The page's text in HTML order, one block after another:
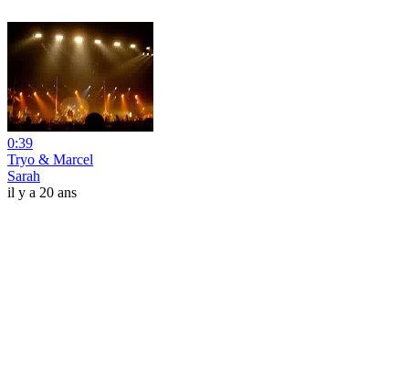
0:39
Tryo & Marcel
Sarah
il y a 20 ans